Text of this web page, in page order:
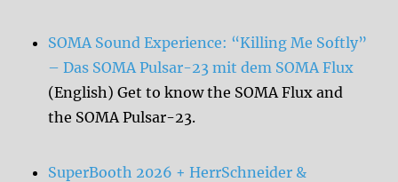
SOMA Sound Experience: “Killing Me Softly”
– Das SOMA Pulsar-23 mit dem SOMA Flux
(English) Get to know the SOMA Flux and
the SOMA Pulsar-23.
SuperBooth 2026 + HerrSchneider &